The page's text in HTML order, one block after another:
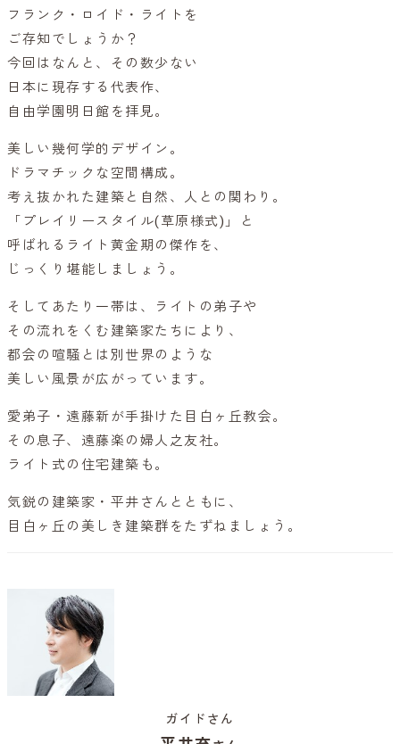
フランク・ロイド・ライトを
ご存知でしょうか？
今回はなんと、その数少ない
日本に現存する代表作、
自由学園明日館を拝見。
美しい幾何学的デザイン。
ドラマチックな空間構成。
考え抜かれた建築と自然、人との関わり。
「プレイリースタイル(草原様式)」と
呼ばれるライト黄金期の傑作を、
じっくり堪能しましょう。
そしてあたり一帯は、ライトの弟子や
その流れをくむ建築家たちにより、
都会の喧騒とは別世界のような
美しい風景が広がっています。
愛弟子・遠藤新が手掛けた目白ヶ丘教会。
その息子、遠藤楽の婦人之友社。
ライト式の住宅建築も。
気鋭の建築家・平井さんとともに、
目白ヶ丘の美しき建築群をたずねましょう。
ガイドさん